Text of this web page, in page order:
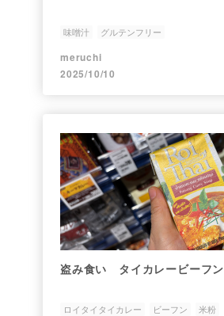
味噌汁 グルテンフリー
meruchi
2025/10/10
盗み食い タイカレービーフン
ロイタイタイカレー ビーフン 米粉